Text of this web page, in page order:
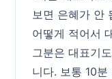
보면 은혜가 안
어떻게 적어서
그분은 대표기
니다. 보통 10